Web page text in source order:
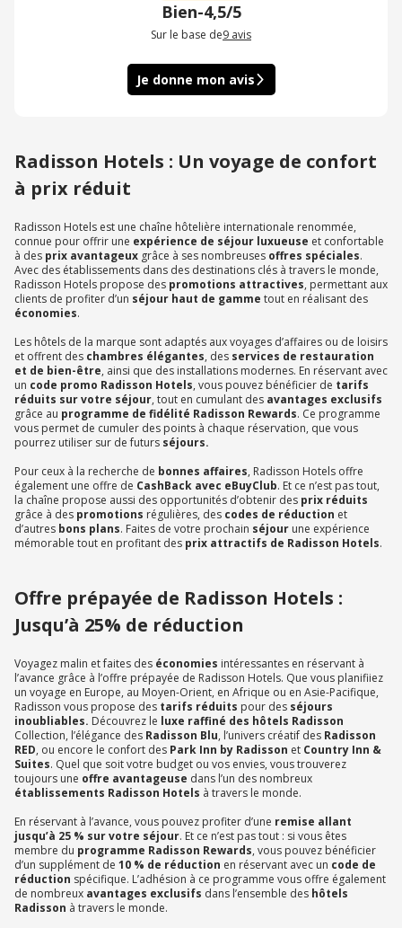
Bien-4,5/5
Sur le base de9 avis
Je donne mon avis
Radisson Hotels : Un voyage de confort
à prix réduit
Radisson Hotels est une chaîne hôtelière internationale renommée,
connue pour offrir une expérience de séjour luxueuse et confortable
à des prix avantageux grâce à ses nombreuses offres spéciales.
Avec des établissements dans des destinations clés à travers le monde,
Radisson Hotels propose des promotions attractives, permettant aux
clients de profiter d’un séjour haut de gamme tout en réalisant des
économies.
Les hôtels de la marque sont adaptés aux voyages d’affaires ou de loisirs
et offrent des chambres élégantes, des services de restauration
et de bien-être, ainsi que des installations modernes. En réservant avec
un code promo Radisson Hotels, vous pouvez bénéficier de tarifs
réduits sur votre séjour, tout en cumulant des avantages exclusifs
grâce au programme de fidélité Radisson Rewards. Ce programme
vous permet de cumuler des points à chaque réservation, que vous
pourrez utiliser sur de futurs séjours.
Pour ceux à la recherche de bonnes affaires, Radisson Hotels offre
également une offre de CashBack avec eBuyClub. Et ce n’est pas tout,
la chaîne propose aussi des opportunités d’obtenir des prix réduits
grâce à des promotions régulières, des codes de réduction et
d’autres bons plans. Faites de votre prochain séjour une expérience
mémorable tout en profitant des prix attractifs de Radisson Hotels.
Offre prépayée de Radisson Hotels :
Jusqu’à 25% de réduction
Voyagez malin et faites des économies intéressantes en réservant à
l’avance grâce à l’offre prépayée de Radisson Hotels. Que vous planifiiez
un voyage en Europe, au Moyen-Orient, en Afrique ou en Asie-Pacifique,
Radisson vous propose des tarifs réduits pour des séjours
inoubliables. Découvrez le luxe raffiné des hôtels Radisson
Collection, l’élégance des Radisson Blu, l’univers créatif des Radisson
RED, ou encore le confort des Park Inn by Radisson et Country Inn &
Suites. Quel que soit votre budget ou vos envies, vous trouverez
toujours une offre avantageuse dans l’un des nombreux
établissements Radisson Hotels à travers le monde.
En réservant à l’avance, vous pouvez profiter d’une remise allant
jusqu’à 25 % sur votre séjour. Et ce n’est pas tout : si vous êtes
membre du programme Radisson Rewards, vous pouvez bénéficier
d’un supplément de 10 % de réduction en réservant avec un code de
réduction spécifique. L’adhésion à ce programme vous offre également
de nombreux avantages exclusifs dans l’ensemble des hôtels
Radisson à travers le monde.